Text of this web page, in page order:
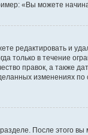
«Вы можете
редактировать и
только в течение
правок, а также
изменениях
После этого